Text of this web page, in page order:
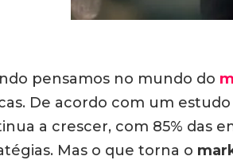
pensamos no mundo do
De acordo com um
a crescer, com 85% das
Mas o que torna o